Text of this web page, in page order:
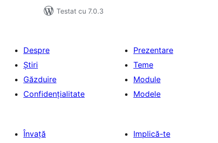
Testat cu 7.0.3
Despre
Știri
Găzduire
Confidențialitate
Prezentare
Teme
Module
Modele
Învață
Implică-te